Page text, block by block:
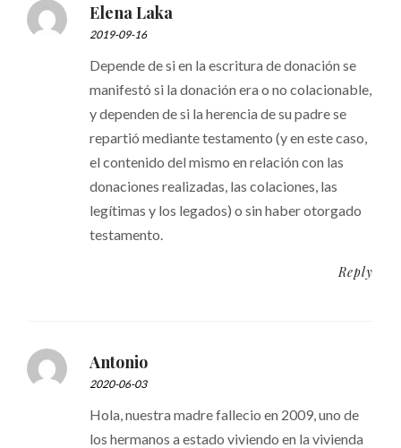
Elena Laka
2019-09-16
Depende de si en la escritura de donación se
manifestó si la donación era o no colacionable,
y dependen de si la herencia de su padre se
repartió mediante testamento (y en este caso,
el contenido del mismo en relación con las
donaciones realizadas, las colaciones, las
legítimas y los legados) o sin haber otorgado
testamento.
Reply
Antonio
2020-06-03
Hola, nuestra madre fallecio en 2009, uno de
los hermanos a estado viviendo en la vivienda